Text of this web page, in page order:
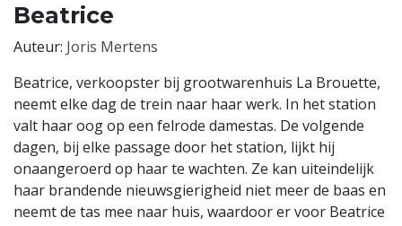
Beatrice
Auteur: Joris Mertens
Beatrice, verkoopster bij grootwarenhuis La Brouette,
neemt elke dag de trein naar haar werk. In het station
valt haar oog op een felrode damestas. De volgende
dagen, bij elke passage door het station, lijkt hij
onaangeroerd op haar te wachten. Ze kan uiteindelijk
haar brandende nieuwsgierigheid niet meer de baas en
neemt de tas mee naar huis, waardoor er voor Beatrice